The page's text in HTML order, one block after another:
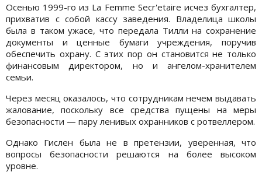
Осенью 1999-го из La Femme Secr'etaire исчез бухгалтер,
прихватив с собой кассу заведения. Владелица школы
была в таком ужасе, что передала Тилли на сохранение
документы и ценные бумаги учреждения, поручив
обеспечить охрану. С этих пор он становится не только
финансовым директором, но и ангелом-хранителем
семьи.
Через месяц оказалось, что сотрудникам нечем выдавать
жалование, поскольку все средства пущены на меры
безопасности — пару ленивых охранников с ротвеллером.
Однако Гислен была не в претензии, уверенная, что
вопросы безопасности решаются на более высоком
уровне.